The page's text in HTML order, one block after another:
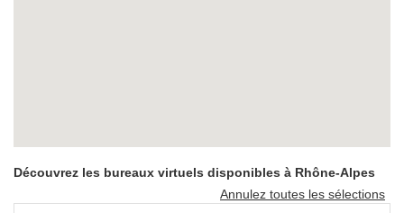
Découvrez les bureaux virtuels disponibles à Rhône-Alpes
Annulez toutes les sélections